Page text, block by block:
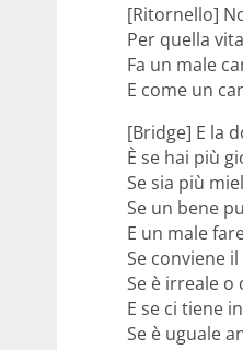
[Ritornello]
Per quella
Fa un male
E come un
[Bridge] E la
È se hai più
Se sia più
Se un bene
E un male
Se conviene
Se è irreale o
E se ci tiene
Se è uguale